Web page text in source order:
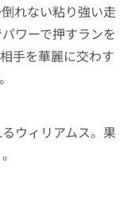
れない粘り強い走
ワーで押すランを
手を華麗に交わす
ウィリアムス。果